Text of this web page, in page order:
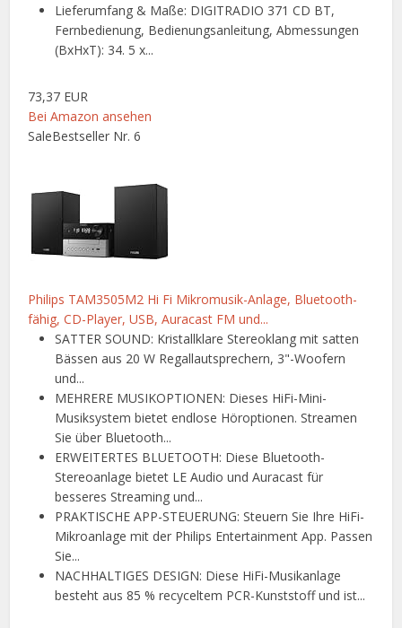
Lieferumfang & Maße: DIGITRADIO 371 CD BT,
Fernbedienung, Bedienungsanleitung, Abmessungen
(BxHxT): 34. 5 x...
73,37 EUR
Bei Amazon ansehen
SaleBestseller Nr. 6
Philips TAM3505M2 Hi Fi Mikromusik-Anlage, Bluetooth-
fähig, CD-Player, USB, Auracast FM und...
SATTER SOUND: Kristallklare Stereoklang mit satten
Bässen aus 20 W Regallautsprechern, 3"-Woofern
und...
MEHRERE MUSIKOPTIONEN: Dieses HiFi-Mini-
Musiksystem bietet endlose Höroptionen. Streamen
Sie über Bluetooth...
ERWEITERTES BLUETOOTH: Diese Bluetooth-
Stereoanlage bietet LE Audio und Auracast für
besseres Streaming und...
PRAKTISCHE APP-STEUERUNG: Steuern Sie Ihre HiFi-
Mikroanlage mit der Philips Entertainment App. Passen
Sie...
NACHHALTIGES DESIGN: Diese HiFi-Musikanlage
besteht aus 85 % recyceltem PCR-Kunststoff und ist...